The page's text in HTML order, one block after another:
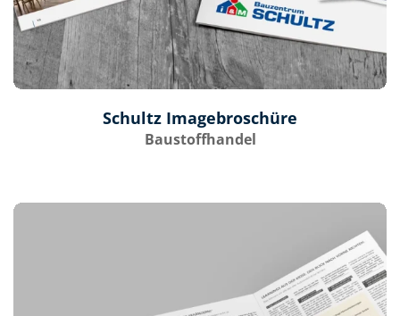
Schultz Imagebroschüre
Baustoffhandel